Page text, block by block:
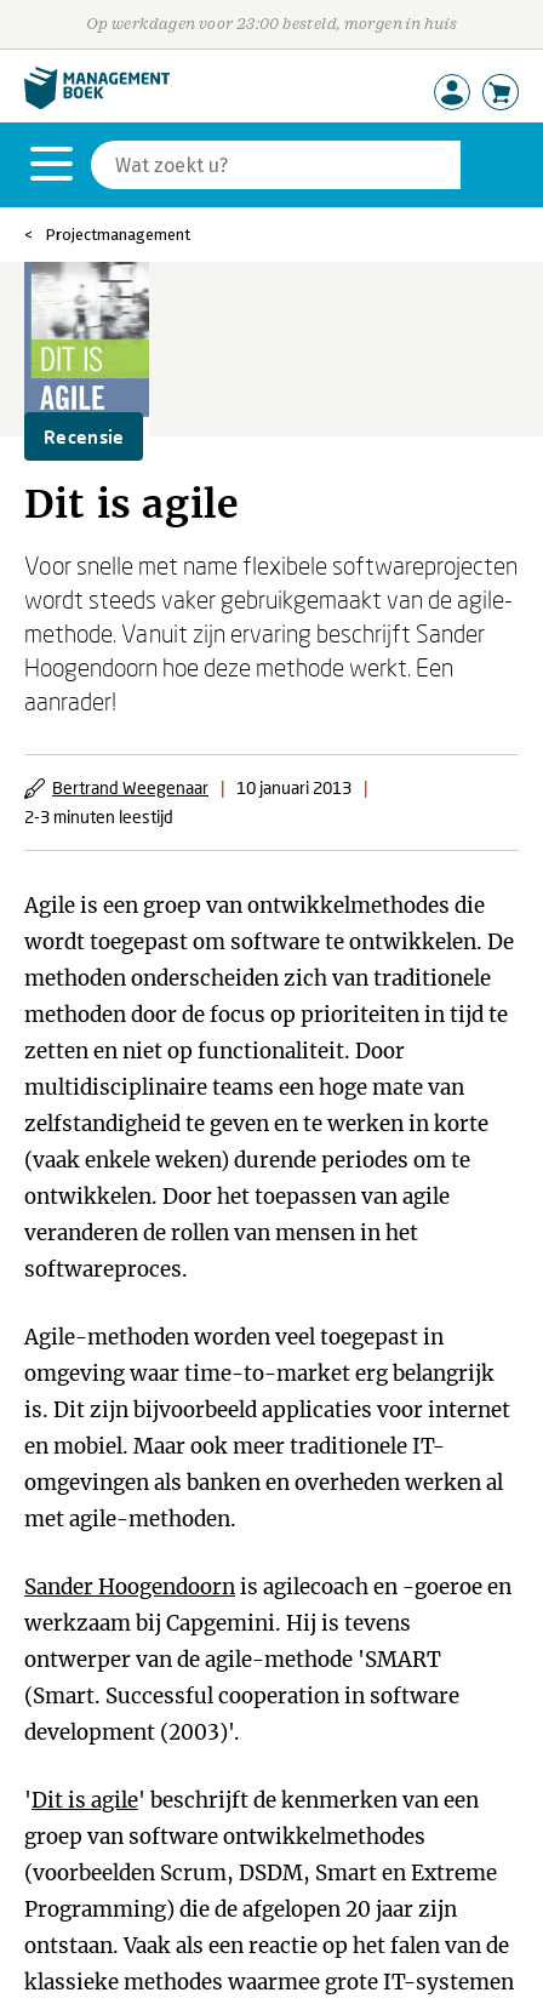
Op werkdagen voor 23:00 besteld, morgen in huis
Projectmanagement
Recensie
Dit is agile
Voor snelle met name flexibele softwareprojecten
wordt steeds vaker gebruikgemaakt van de agile-
methode. Vanuit zijn ervaring beschrijft Sander
Hoogendoorn hoe deze methode werkt. Een
aanrader!
Bertrand Weegenaar | 10 januari 2013
|
2-3 minuten leestijd
Agile is een groep van ontwikkelmethodes die
wordt toegepast om software te ontwikkelen. De
methoden onderscheiden zich van traditionele
methoden door de focus op prioriteiten in tijd te
zetten en niet op functionaliteit. Door
multidisciplinaire teams een hoge mate van
zelfstandigheid te geven en te werken in korte
(vaak enkele weken) durende periodes om te
ontwikkelen. Door het toepassen van agile
veranderen de rollen van mensen in het
softwareproces.
Agile-methoden worden veel toegepast in
omgeving waar time-to-market erg belangrijk
is. Dit zijn bijvoorbeeld applicaties voor internet
en mobiel. Maar ook meer traditionele IT-
omgevingen als banken en overheden werken al
met agile-methoden.
Sander Hoogendoornis agilecoach en -goeroe en
werkzaam bij Capgemini. Hij is tevens
ontwerper van de agile-methode 'SMART
(Smart. Successful cooperation in software
development (2003)'.
'Dit is agile' beschrijft de kenmerken van een
groep van software ontwikkelmethodes
(voorbeelden Scrum, DSDM, Smart en Extreme
Programming) die de afgelopen 20 jaar zijn
ontstaan. Vaak als een reactie op het falen van de
klassieke methodes waarmee grote IT-systemen